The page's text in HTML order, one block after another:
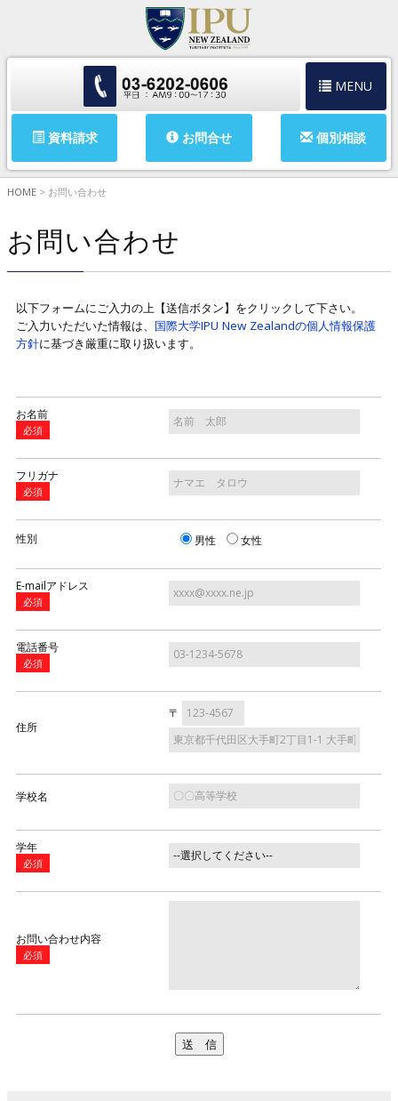
MENU
資料請求 お問合せ 個別相談
HOME > お問い合わせ
お問い合わせ
以下フォームにご入力の上【送信ボタン】をクリックして下さい。
ご入力いただいた情報は、 国際大学IPU New Zealandの個人情報保護
方針に基づき厳重に取り扱います。
お名前
必須
フリガナ
必須
性別 男性 女性
E-mailアドレス
必須
電話番号
必須
住所
〒
学校名
学年
必須
お問い合わせ内容
必須